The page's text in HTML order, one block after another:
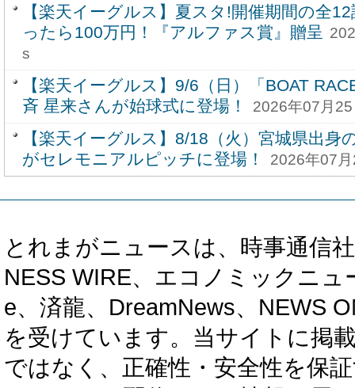
【楽天イーグルス】夏スタ!開催期間の全
ったら100万円！『アルファス賞』贈呈
s
【楽天イーグルス】9/6（日）「BOAT
斉 星来さんが始球式に登場！
2026年07月
【楽天イーグルス】8/18（火）宮城県出身
がセレモニアルピッチに登場！
2026年07
とれまがニュースは、時事通信
NESS WIRE、エコノミックニ
e、済龍、DreamNews、NEWS
を受けています。当サイトに掲
ではなく、正確性・安全性を保